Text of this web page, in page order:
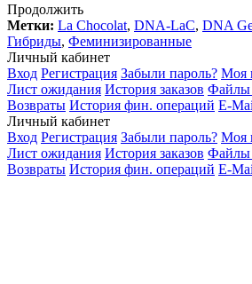
Продолжить
Метки: La Chocolat, DNA-LaC, DNA
Гибриды, Феминизированные
Личный кабинет
Вход Регистрация Забыли пароль? Моя
Лист ожидания История заказов Файлы
Возвраты История фин. операций E-
Личный кабинет
Вход Регистрация Забыли пароль? Моя
Лист ожидания История заказов Файлы
Возвраты История фин. операций E-